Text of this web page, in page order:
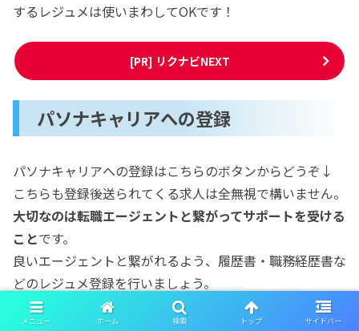
するレジュメは使いまわしてOKです！
[PR] リクナビNEXT
パソナキャリアへの登録
パソナキャリアへの登録はこちらのボタンからどうぞ↓
こちらも登録後送られてくる求人は全無視で構いません。
大切なのは転職エージェントと繋がってサポートを受ける
ことです。
良いエージェントと繋がれるよう、履歴書・職務経歴書な
どのレジュメ登録を行いましょう。
メニュー ホーム 検索 トップ サイドバー